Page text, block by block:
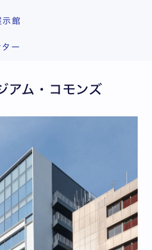
示館
ー
アム・コモンズ